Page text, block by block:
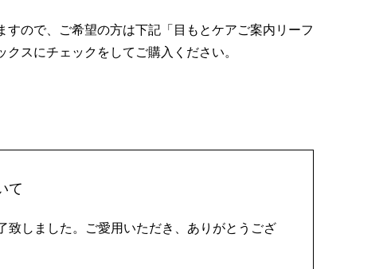
すので、ご希望の方は下記「目もとケアご案内リーフ
クスにチェックをしてご購入ください。
て
致しました。ご愛用いただき、ありがとうござ